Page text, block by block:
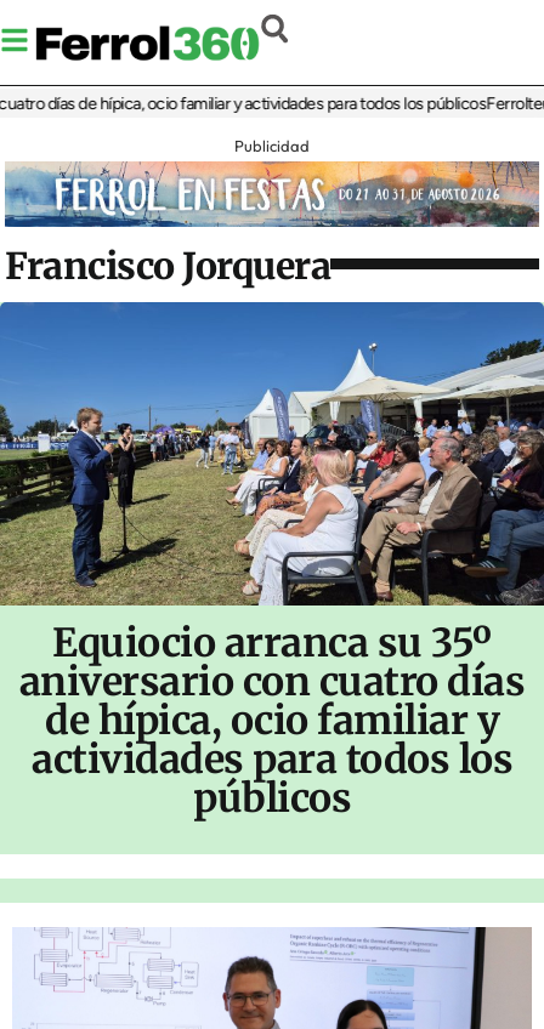
de hípica, ocio familiar y actividades para todos los públicosFerrolterra
Publicidad
Francisco Jorquera
Equiocio arranca su 35º
aniversario con cuatro días
de hípica, ocio familiar y
actividades para todos los
públicos